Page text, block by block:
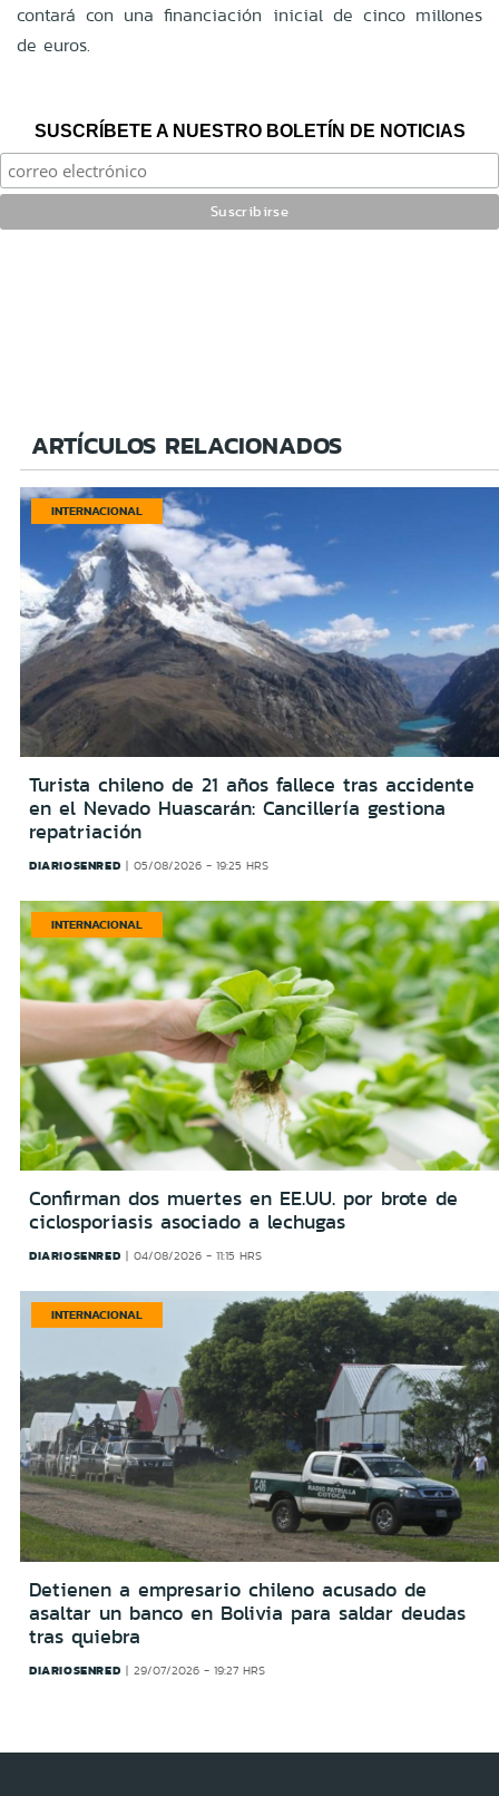
contará con una financiación inicial de cinco millones
de euros.
SUSCRÍBETE A NUESTRO BOLETÍN DE NOTICIAS
ARTÍCULOS RELACIONADOS
INTERNACIONAL
Turista chileno de 21 años fallece tras accidente
en el Nevado Huascarán: Cancillería gestiona
repatriación
DIARIOSENRED 05/08/2026 - 19:25 HRS
INTERNACIONAL
Confirman dos muertes en EE.UU. por brote de
ciclosporiasis asociado a lechugas
DIARIOSENRED 04/08/2026 - 11:15 HRS
INTERNACIONAL
Detienen a empresario chileno acusado de
asaltar un banco en Bolivia para saldar deudas
tras quiebra
DIARIOSENRED 29/07/2026 - 19:27 HRS